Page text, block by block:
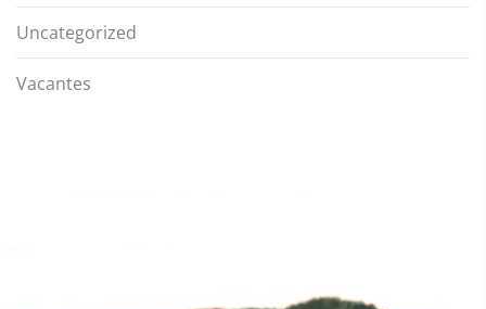
Uncategorized
Vacantes